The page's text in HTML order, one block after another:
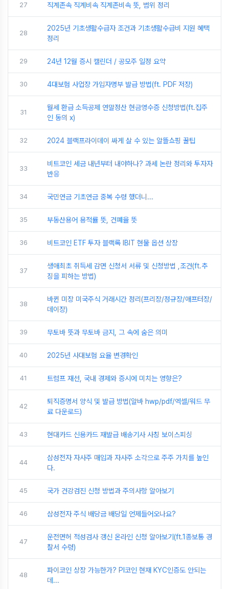
27 직계존속 직계비속 직계존비속 뜻, 범위 정리
28
2025년 기초생활수급자 조건과 기초생활수급비 지원 혜택
정리
29 24년 12월 증시 캘린더 / 공모주 일정 요약
30 4대보험 사업장 가입자명부 발급 방법(ft. PDF 저장)
31
월세 환급 소득공제 연말정산 현금영수증 신청방법(ft.집주
인 동의 x)
32 2024 블랙프라이데이 싸게 살 수 있는 알뜰쇼핑 꿀팁
33
비트코인 세금 내년부터 내야하나? 과세 논란 정리와 투자자
반응
34 국민연금 기초연금 중복 수령 했더니...
35 부동산용어 용적률 뜻, 건폐율 뜻
36 비트코인 ETF 투자 블랙록 IBIT 현물 옵션 상장
37
생애최초 취득세 감면 신청서 서류 및 신청방법 ,조건(ft.추
징을 피하는 방법)
38
바뀐 미장 미국주식 거래시간 정리(프리장/정규장/애프터장/
데이장)
39 무토바 뜻과 무토바 금지, 그 속에 숨은 의미
40 2025년 사대보험 요율 변경확인
41 트럼프 재선, 국내 경제와 증시에 미치는 영향은?
42
퇴직증명서 양식 및 발급 방법(알바 hwp/pdf/엑셀/워드 무
료 다운로드)
43 현대카드 신용카드 재발급 배송기사 사칭 보이스피싱
44
삼성전자 자사주 매입과 자사주 소각으로 주주 가치를 높인
다.
45 국가 건강검진 신청 방법과 주의사항 알아보기
46 삼성전자 주식 배당금 배당일 언제들어오나요?
47
운전면허 적성검사 갱신 온라인 신청 알아보기(ft.1종보통 경
찰서 수령)
48
파이코인 상장 가능한가? PI코인 현재 KYC인증도 안되는
데...